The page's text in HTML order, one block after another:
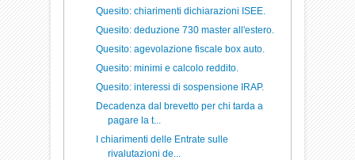
Quesito: chiarimenti dichiarazioni ISEE.
Quesito: deduzione 730 master all'estero.
Quesito: agevolazione fiscale box auto.
Quesito: minimi e calcolo reddito.
Quesito: interessi di sospensione IRAP.
Decadenza dal brevetto per chi tarda a
pagare la t...
I chiarimenti delle Entrate sulle
rivalutazioni de...